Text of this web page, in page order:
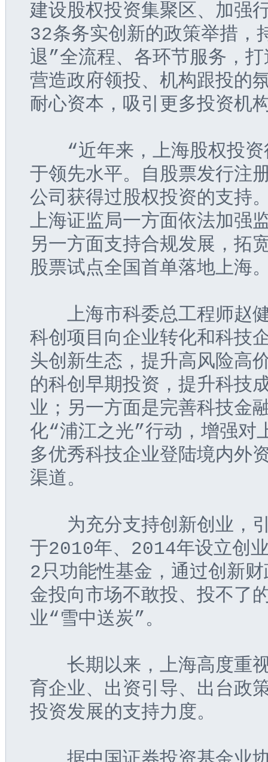
建设股权投资集聚区、加强
32条务实创新的政策举措，
退”全流程、各环节服务，
营造政府领投、机构跟投的
耐心资本，吸引更多投资机
“近年来，上海股权投资
于领先水平。自股票发行注
公司获得过股权投资的支持
上海证监局一方面依法加强
另一方面支持合规发展，拓
股票试点全国首单落地上海
上海市科委总工程师赵健
科创项目向企业转化和科技
头创新生态，提升高风险高
的科创早期投资，提升科技
业；另一方面是完善科技金
化“浦江之光”行动，增强对
多优秀科技企业登陆境内外
渠道。
为充分支持创新创业，引
于2010年、2014年设立创
2只功能性基金，通过创新
金投向市场不敢投、投不了
业“雪中送炭”。
长期以来，上海高度重视
育企业、出资引导、出台政
投资发展的支持力度。